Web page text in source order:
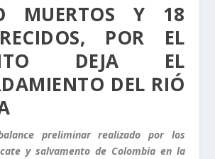
MUERTOS Y 18
POR EL
DEJA EL
DEL RIÓ
preliminar realizado por los
y salvamento de Colombia en la